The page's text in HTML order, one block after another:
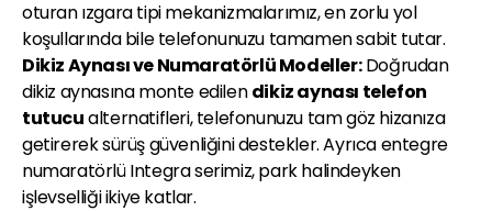
oturan ızgara tipi mekanizmalarımız, en zorlu yol
koşullarında bile telefonunuzu tamamen sabit tutar.
Dikiz Aynası ve Numaratörlü Modeller:Doğrudan
dikiz aynasına monte edilendikiz aynası telefon
tutucualternatifleri, telefonunuzu tam göz hizanıza
getirerek sürüş güvenliğini destekler. Ayrıca entegre
numaratörlü Integra serimiz, park halindeyken
işlevselliği ikiye katlar.